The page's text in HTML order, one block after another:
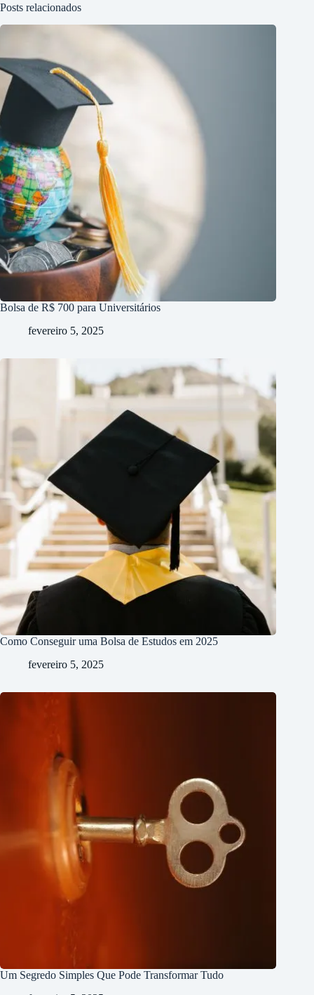
Posts relacionados
Bolsa de R$ 700 para Universitários
fevereiro 5, 2025
Como Conseguir uma Bolsa de Estudos em 2025
fevereiro 5, 2025
Um Segredo Simples Que Pode Transformar Tudo